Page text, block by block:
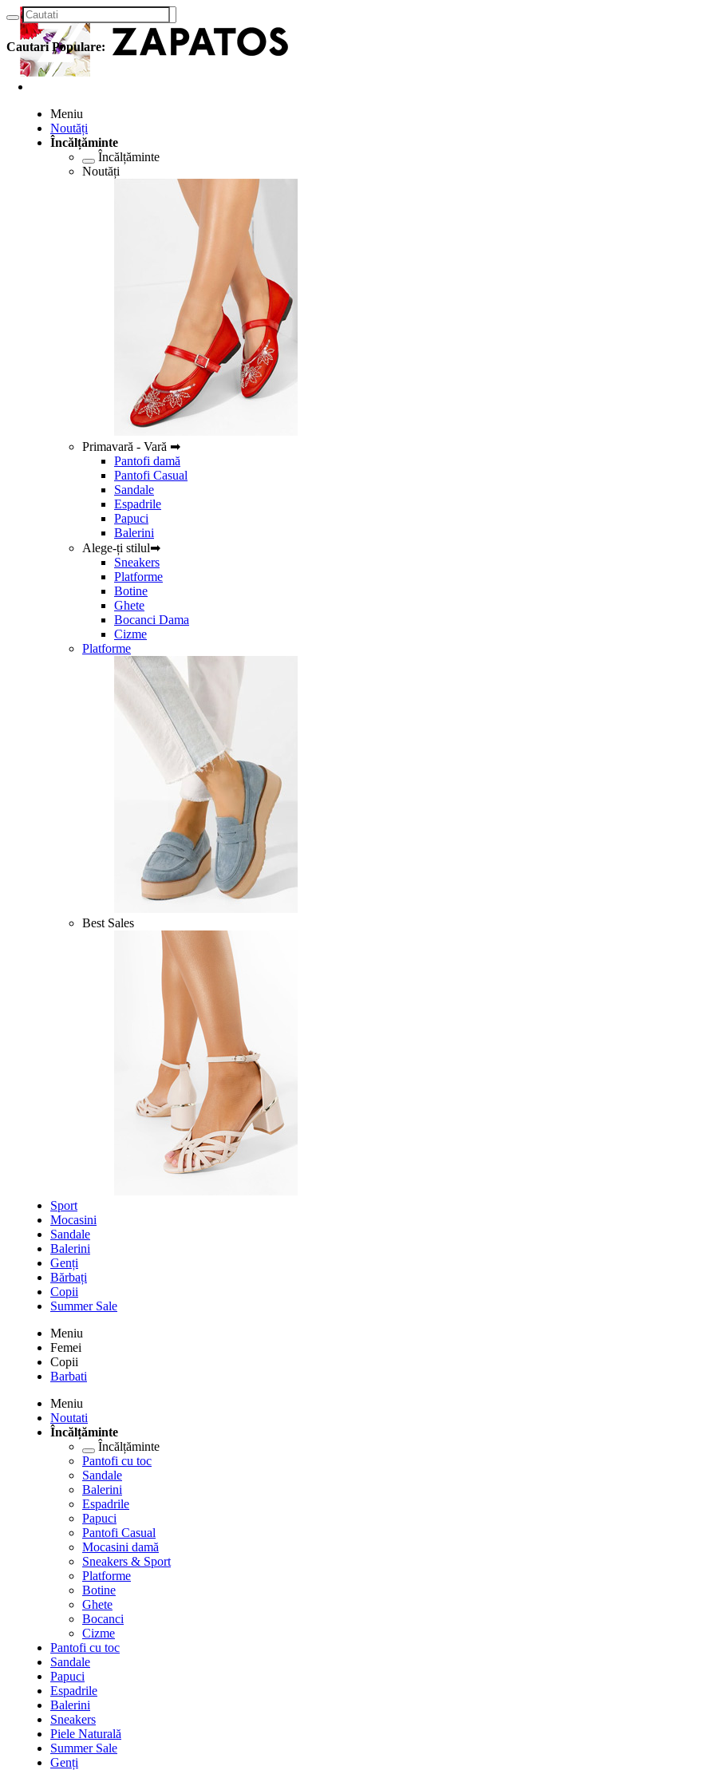
Cautari Populare:
Meniu
Noutăți
Încălțăminte
Încălțăminte
Noutăți
Primavară - Vară ➡
Pantofi damă
Pantofi Casual
Sandale
Espadrile
Papuci
Balerini
Alege-ți stilul➡
Sneakers
Platforme
Botine
Ghete
Bocanci Dama
Cizme
Platforme
Best Sales
Sport
Mocasini
Sandale
Balerini
Genți
Bărbați
Copii
Summer Sale
Meniu
Femei
Copii
Barbati
Meniu
Noutati
Încălțăminte
Încălțăminte
Pantofi cu toc
Sandale
Balerini
Espadrile
Papuci
Pantofi Casual
Mocasini damă
Sneakers & Sport
Platforme
Botine
Ghete
Bocanci
Cizme
Pantofi cu toc
Sandale
Papuci
Espadrile
Balerini
Sneakers
Piele Naturală
Summer Sale
Genți